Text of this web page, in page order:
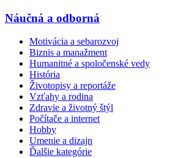
Náučná a odborná
Motivácia a sebarozvoj
Biznis a manažment
Humanitné a spoločenské vedy
História
Životopisy a reportáže
Vzťahy a rodina
Zdravie a životný štýl
Počítače a internet
Hobby
Umenie a dizajn
Ďalšie kategórie